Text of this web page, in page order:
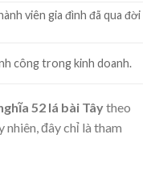
viên gia đình đã qua đời
công trong kinh doanh.
52 lá bài Tâytheo
đây chỉ là tham